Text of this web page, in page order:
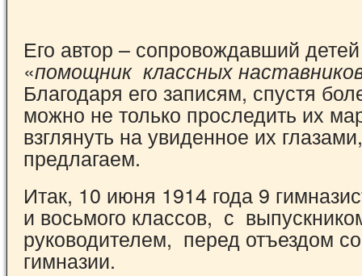
Его автор – сопровождавший
«помощник классных
Благодаря его записям, спустя
можно не только проследить их
взглянуть на увиденное их
предлагаем.
Итак, 10 июня 1914 года 9
и восьмого классов, с
руководителем, перед отъездом
гимназии.